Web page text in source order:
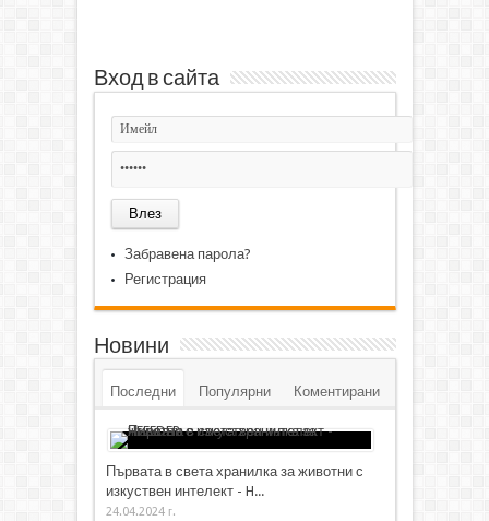
Вход в сайта
Забравена парола?
Регистрация
Новини
Последни Популярни Коментирани
Първата в света хранилка за животни с
изкуствен интелект - H...
24.04.2024 г.